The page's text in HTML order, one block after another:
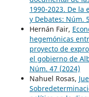
1990-2023. De la
y Debates: Núm.
Hernán Fair,
hegemónicas
proyecto de
el gobierno de
Núm. 47 (2024)
Nahuel Rosas,